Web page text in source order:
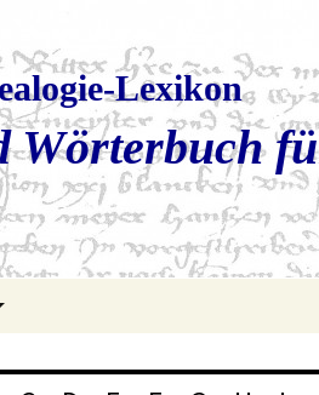
Lexikon
Wörterbuch